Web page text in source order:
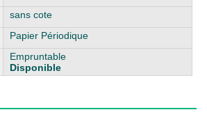
sans cote
Papier Périodique
Empruntable
Disponible